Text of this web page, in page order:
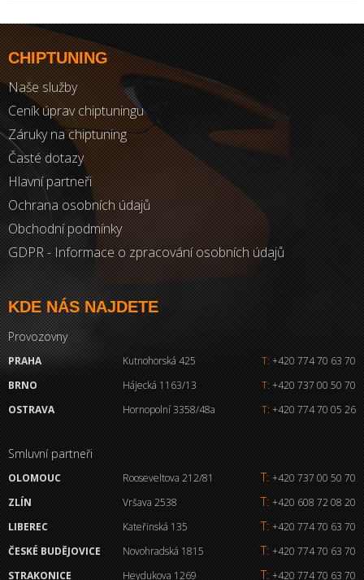
CHIPTUNING
Naše služby
Ceník úprav chiptuningu
Záruky na chiptuning
Časté dotazy
Hlavní partneři
Ochrana osobních údajů
Obchodní podmínky
GDPR - Informace o zpracování osobních údajů
KDE NÁS NAJDETE
Provozovny
PRAHA Kutnohorská 425 T: +420 774 70 63 70
BRNO
Hájecká 1163/13 T: +420 737 00 50 70
OSTRAVA
Hornopolní 3358/48a T: +420 774 70 05 26
Smluvní partneři
OLOMOUC Rooseveltova 212/81 T: +420 737 00 50 70
ZLÍN
Vršava 2538 T: +420 608 72 08 20
LIBEREC
Kateřinská 135 T: +420 774 70 63 70
ČESKÉ BUDĚJOVICE
Novohradská 1815 T: +420 774 70 63 70
STRAKONICE
Heydukova 1269 T: +420 774 70 63 70